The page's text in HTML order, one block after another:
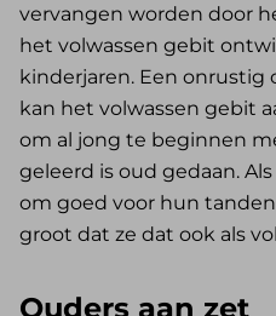
vervangen worden door
het volwassen gebit
kinderjaren. Een
kan het volwassen gebit
om al jong te beginnen
geleerd is oud gedaan.
om goed voor hun
groot dat ze dat ook als
Ouders aan zet